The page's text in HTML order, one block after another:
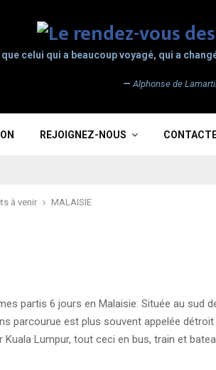
que celui qui a beaucoup voyagé, qui a
— Alphonse de
REJOIGNEZ-NOUS
à venir MALAISIE
partis 6 jours en Malaisie. Située au sud
parcourue est plus souvent appelée
Lumpur, tout ceci en bus, train et